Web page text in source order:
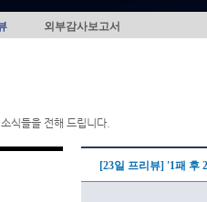
외부감사보고서
식들을 전해 드립니다.
[23일 프리뷰] '1패 후